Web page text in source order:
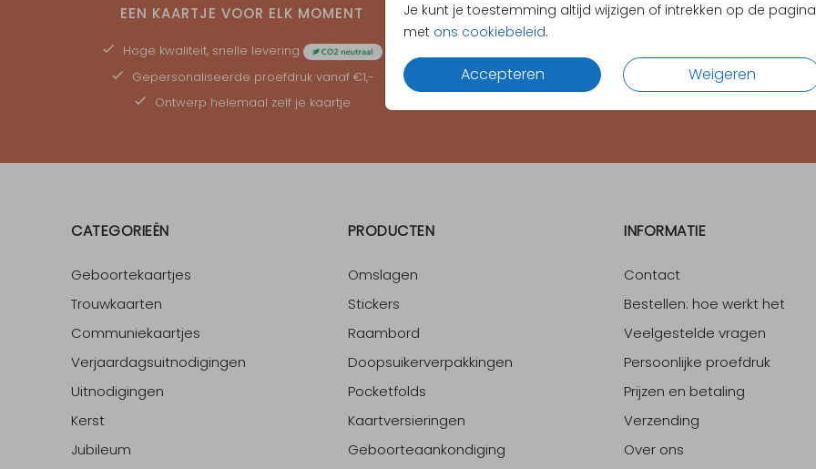
Je kunt je toestemming altijd wijzigen of intrekken op de pagina
met ons cookiebeleid.
Accepteren Weigeren
EEN KAARTJE VOOR ELK MOMENT
Hoge kwaliteit, snelle levering
Gepersonaliseerde proefdrukvanaf €1,-
Ontwerp helemaal zelf je kaartje
KLANTEN BEOORDELEN ONS MET EEN4.65
4.65 van1700 + reviews
CATEGORIEËN
Geboortekaartjes
Trouwkaarten
Communiekaartjes
Verjaardagsuitnodigingen
Uitnodigingen
Kerst
Jubileum
PRODUCTEN
Omslagen
Stickers
Raambord
Doopsuikerverpakkingen
Pocketfolds
Kaartversieringen
Geboorteaankondiging
INFORMATIE
Contact
Bestellen: hoe werkt het
Veelgestelde vragen
Persoonlijke proefdruk
Prijzen en betaling
Verzending
Over ons